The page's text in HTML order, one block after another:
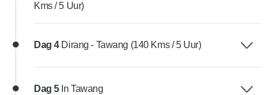
Kms / 5 Uur)
Dag 4 Dirang - Tawang (140 Kms / 5 Uur)
Dag 5 In Tawang